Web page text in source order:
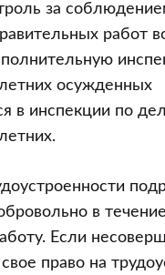
за
работ
осужденных
в инспекции по
в
Если
право на